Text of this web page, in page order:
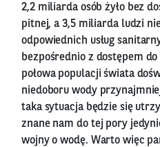
2,2 miliarda osób żyło bez
pitnej, a 3,5 miliarda ludzi
odpowiednich usług
bezpośrednio z dostępem do
połowa populacji świata
niedoboru wody
taka sytuacja będzie się
znane nam do tej pory
wojny o wodę. Warto więc